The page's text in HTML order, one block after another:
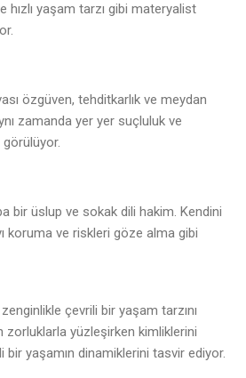
hızlı yaşam tarzı gibi materyalist
özgüven, tehditkarlık ve meydan
zamanda yer yer suçluluk ve
görülüyor.
bir üslup ve sokak dili hakim. Kendini
koruma ve riskleri göze alma gibi
çevrili bir yaşam tarzını
zorluklarla yüzleşirken kimliklerini
bir yaşamın dinamiklerini tasvir ediyor.